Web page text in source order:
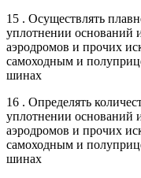
15 . Осуществлять
уплотнении оснований
аэродромов и прочих
самоходным и
шинах
16 . Определять
уплотнении оснований
аэродромов и прочих
самоходным и
шинах